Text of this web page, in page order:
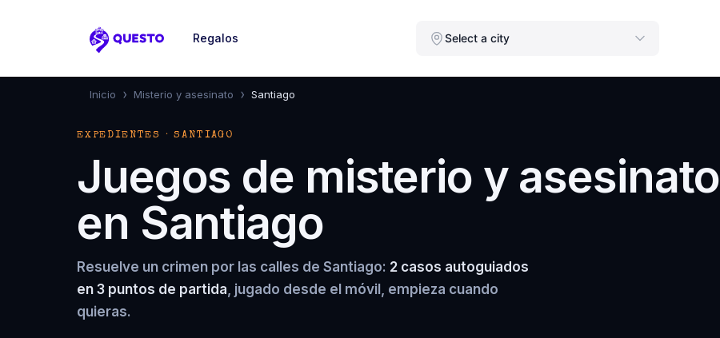
Questo
Select a city
Regalos
Inicio › Misterio y asesinato › Santiago
EXPEDIENTES · SANTIAGO
Juegos de misterio y asesinato
en Santiago
Resuelve un crimen por las calles de Santiago: 2 casos autoguiados
en 3 puntos de partida, jugado desde el móvil, empieza cuando
quieras.